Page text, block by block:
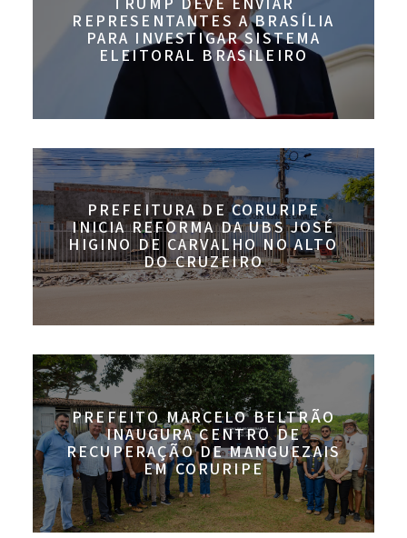
REPRESENTANTES A BRASÍLIA
PARA INVESTIGAR SISTEMA
ELEITORAL BRASILEIRO
PREFEITURA DE CORURIPE
INICIA REFORMA DA UBS JOSÉ
HIGINO DE CARVALHO NO ALTO
DO CRUZEIRO
PREFEITO MARCELO BELTRÃO
INAUGURA CENTRO DE
RECUPERAÇÃO DE MANGUEZAIS
EM CORURIPE